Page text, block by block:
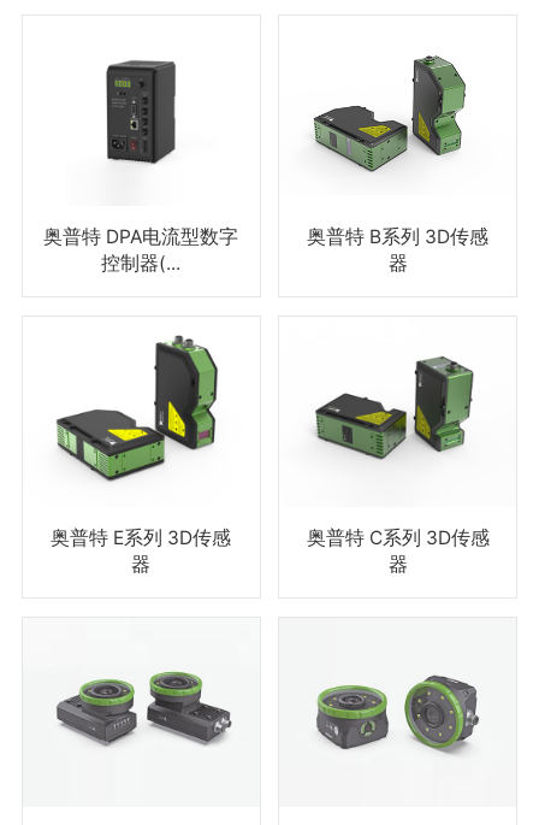
奥普特 DPA电流型数字
控制器(...
奥普特 B系列 3D传感
器
奥普特 E系列 3D传感
器
奥普特 C系列 3D传感
器